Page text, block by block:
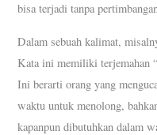
bisa terjadi tanpa
Dalam sebuah kalimat,
Kata ini memiliki terjemahan
Ini berarti orang yang
waktu untuk menolong,
kapanpun dibutuhkan dalam